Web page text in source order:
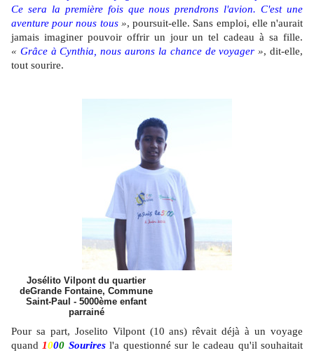
Ce sera la première fois que nous prendrons l'avion. C'est une
aventure pour nous tous », poursuit-elle. Sans emploi, elle n'aurait
jamais imaginer pouvoir offrir un jour un tel cadeau à sa fille.
« Grâce à Cynthia, nous aurons la chance de voyager», dit-elle,
tout sourire.
Josélito Vilpont du quartier
deGrande Fontaine, Commune
Saint-Paul - 5000ème enfant
parrainé
Pour sa part, Joselito Vilpont (10 ans) rêvait déjà à un voyage
quand1000 Souriresl'a questionné sur le cadeau qu'il souhaitait